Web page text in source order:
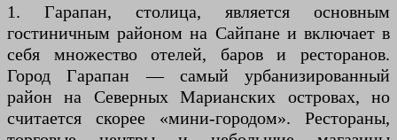
1. Гарапан, столица, является основным
гостиничным районом на Сайпане и включает в
себя множество отелей, баров и ресторанов.
Город Гарапан — самый урбанизированный
район на Северных Марианских островах, но
считается скорее «мини-городом». Рестораны,